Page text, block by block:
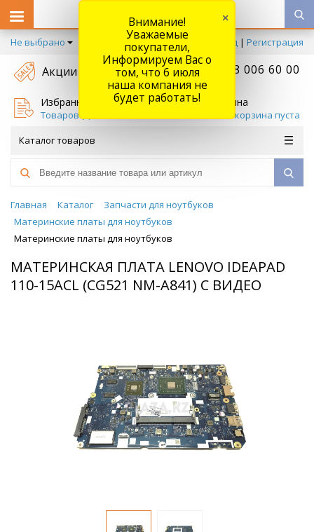
Не выбрано Вход | Регистрация
Акции +7 778 006 60 00
Избранное
Товаров (
Корзина
Ваша корзина пуста
Каталог товаров
Главная Каталог
Запчасти для ноутбуков
Материнские платы для ноутбуков
Материнские платы для ноутбуков
МАТЕРИНСКАЯ ПЛАТА LENOVO IDEAPAD
110-15ACL (CG521 NM-A841) С ВИДЕО
Внимание!
Уважаемые
покупатели,
Информируем Вас о
том, что 6 июля
наша компания не
будет работать!
×